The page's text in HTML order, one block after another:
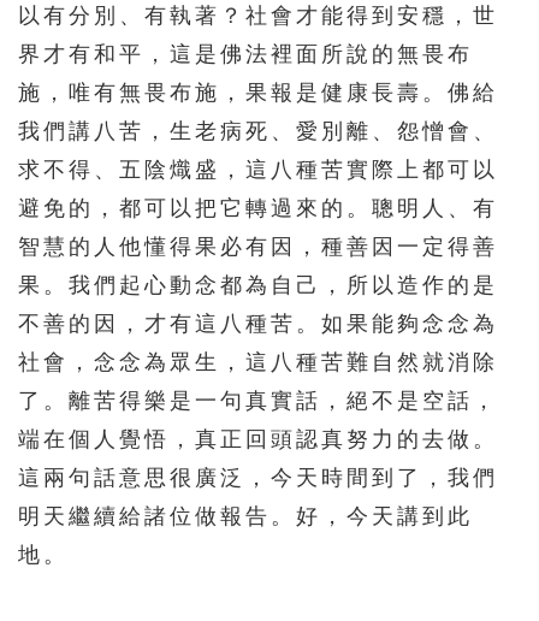
以有分別、有執著？社會才能得到安穩，世
界才有和平，這是佛法裡面所說的無畏布
施，唯有無畏布施，果報是健康長壽。佛給
我們講八苦，生老病死、愛別離、怨憎會、
求不得、五陰熾盛，這八種苦實際上都可以
避免的，都可以把它轉過來的。聰明人、有
智慧的人他懂得果必有因，種善因一定得善
果。我們起心動念都為自己，所以造作的是
不善的因，才有這八種苦。如果能夠念念為
社會，念念為眾生，這八種苦難自然就消除
了。離苦得樂是一句真實話，絕不是空話，
端在個人覺悟，真正回頭認真努力的去做。
這兩句話意思很廣泛，今天時間到了，我們
明天繼續給諸位做報告。好，今天講到此
地。